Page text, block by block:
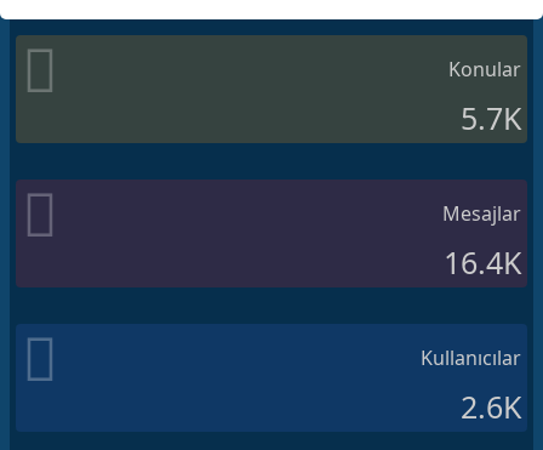
Konular
5.7K
Mesajlar
16.4K
Kullanıcılar
2.6K